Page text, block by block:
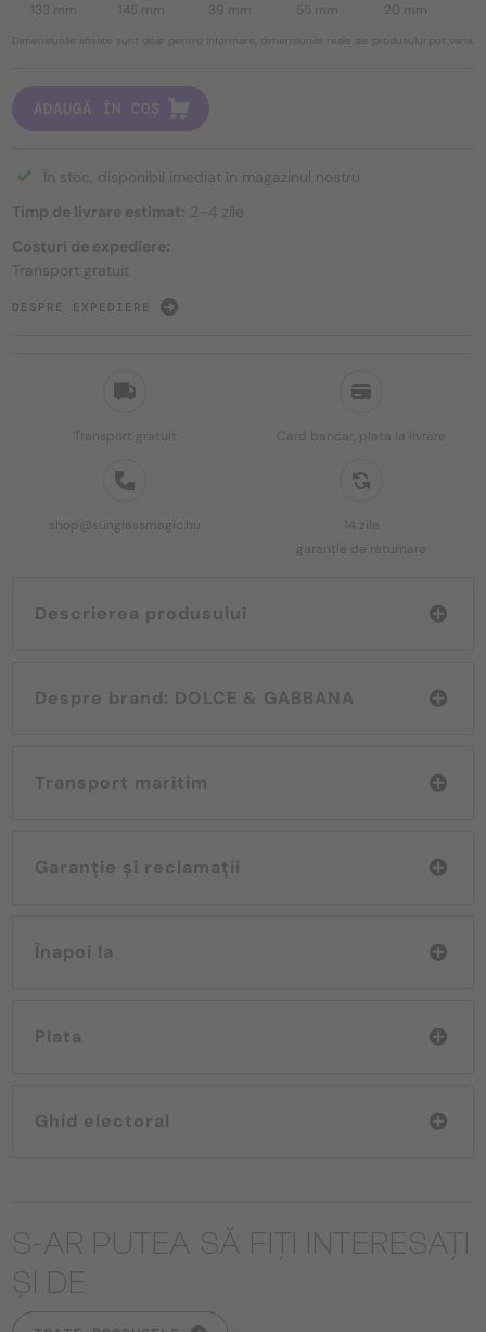
Transport gratuit Card bancar, plata la livrare
shop@sunglassmagic.hu
14 zile
garanție de returnare
Descrierea produsului
Despre brand: DOLCE & GABBANA
Transport maritim
Garanție și reclamații
Înapoi la
Plata
Ghid electoral
133 mm 145 mm 39 mm 55 mm 20 mm
Dimensiunile afișate sunt doar pentru informare, dimensiunile reale ale produsului pot varia.
ADAUGĂ ÎN COȘ
În stoc, disponibil imediat în magazinul nostru
Timp de livrare estimat: 2–4 zile
Costuri de expediere:
Transport gratuit
DESPRE EXPEDIERE
S-AR PUTEA SĂ FIȚI INTERESAȚI
ȘI DE